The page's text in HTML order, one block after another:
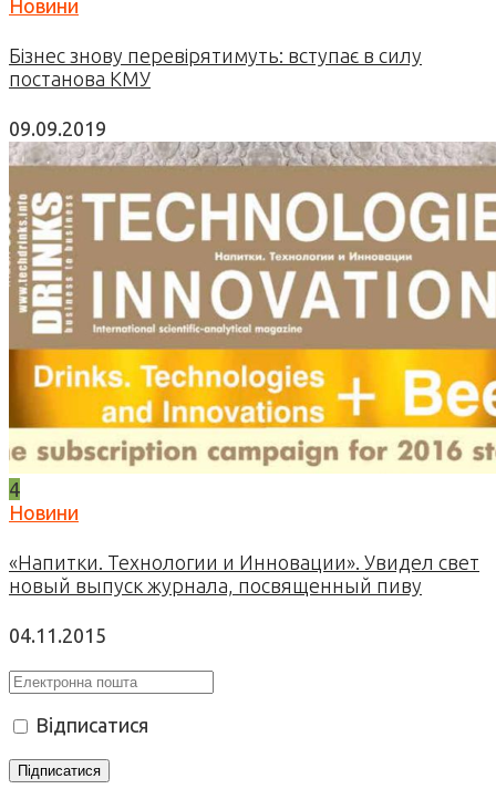
Новини
Бізнес знову перевірятимуть: вступає в силу
постанова КМУ
09.09.2019
4
Новини
«Напитки. Технологии и Инновации». Увидел свет
новый выпуск журнала, посвященный пиву
04.11.2015
Відписатися